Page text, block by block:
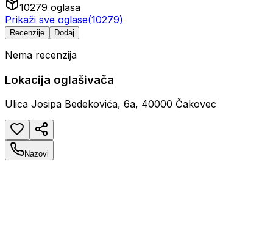
10279 oglasa
Prikaži sve oglase(10279)
Recenzije Dodaj
Nema recenzija
Lokacija oglašivača
Ulica Josipa Bedekovića, 6a, 40000 Čakovec
Nazovi